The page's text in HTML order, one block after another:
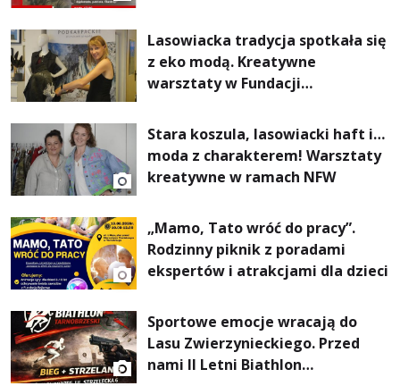
Lasowiacka tradycja spotkała się
z eko modą. Kreatywne
warsztaty w Fundacji
Stara koszula, lasowiacki haft i…
moda z charakterem! Warsztaty
kreatywne w ramach NFW
„Mamo, Tato wróć do pracy”.
Rodzinny piknik z poradami
ekspertów i atrakcjami dla dzieci
Sportowe emocje wracają do
Lasu Zwierzynieckiego. Przed
nami II Letni Biathlon